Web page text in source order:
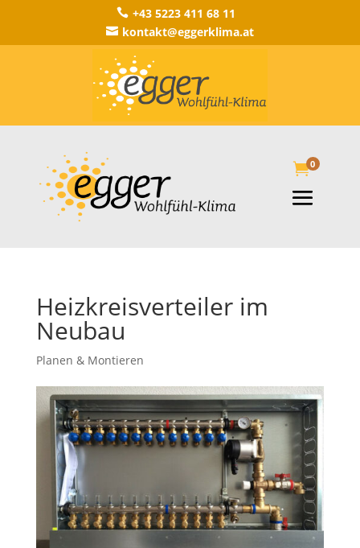
 +43 5223 411 68 11
 kontakt@eggerklima.at
0
Heizkreisverteiler im
Neubau
Planen & Montieren